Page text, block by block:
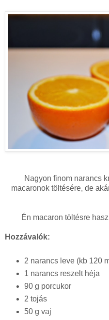
Nagyon finom narancs
macaronok töltésére, de
Én macaron töltésre
Hozzávalók:
2 narancs leve (kb 120
1 narancs reszelt héja
90 g porcukor
2 tojás
50 g vaj